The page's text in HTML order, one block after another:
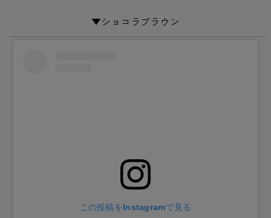
▼ショコラブラウン
この投稿をInstagramで見る